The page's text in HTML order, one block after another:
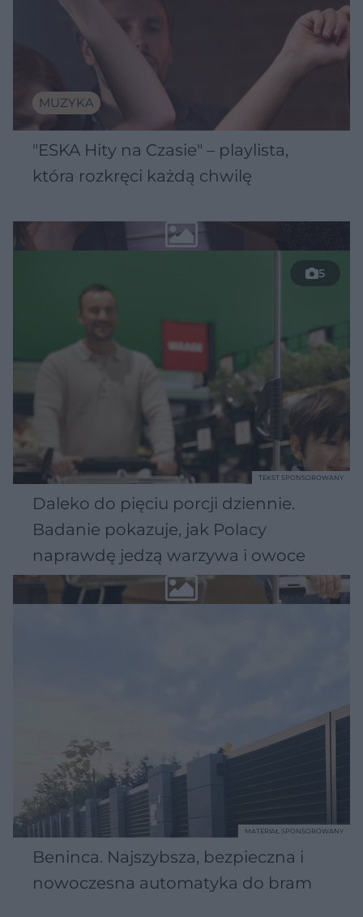
MUZYKA
"ESKA Hity na Czasie" – playlista,
która rozkręci każdą chwilę
5
Daleko do pięciu porcji dziennie.
Badanie pokazuje, jak Polacy
naprawdę jedzą warzywa i owoce
TEKST SPONSOROWANY
Beninca. Najszybsza, bezpieczna i
nowoczesna automatyka do bram
MATERIAŁ SPONSOROWANY